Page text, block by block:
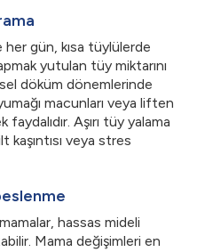
gün, kısa tüylülerde
yutulan tüy miktarını
döküm dönemlerinde
macunları veya liften
Aşırı tüy yalama
kaşıntısı veya stres
hassas mideli
Mama değişimleri en